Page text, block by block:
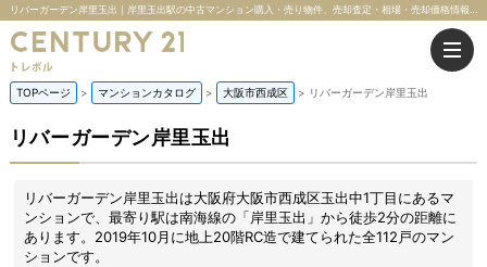
TOPページ マンションカタログ 大阪市西成区 リバーガーデン岸里玉出
リバーガーデン岸里玉出
リバーガーデン岸里玉出は大阪府大阪市西成区玉出中1丁目にあるマ
ンションで、最寄り駅は南海線の「岸里玉出」から徒歩2分の距離に
あります。2019年10月に地上20階RC造で建てられた全112戸のマン
ションです。